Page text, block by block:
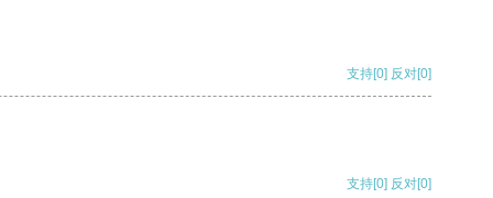
支持[0] 反对[0]
支持[0] 反对[0]